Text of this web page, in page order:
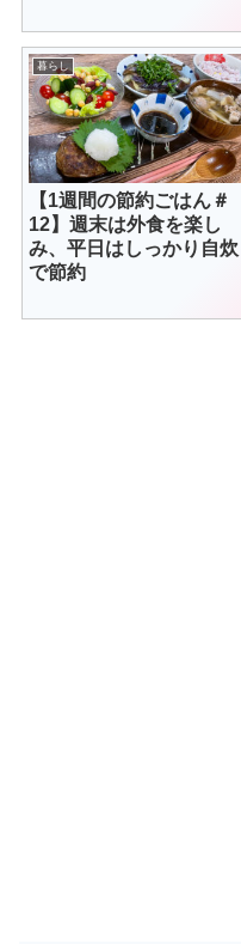
暮らし
【1週間の節約ごはん＃
12】週末は外食を楽し
み、平日はしっかり自炊
で節約